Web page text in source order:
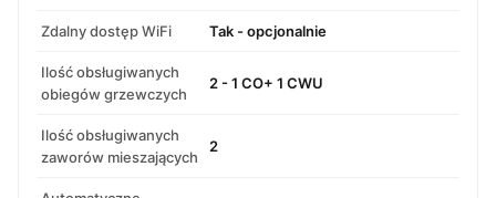
Zdalny dostęp WiFi Tak - opcjonalnie
Ilość obsługiwanych
obiegów grzewczych
2 - 1 CO+ 1 CWU
Ilość obsługiwanych
zaworów mieszających
2